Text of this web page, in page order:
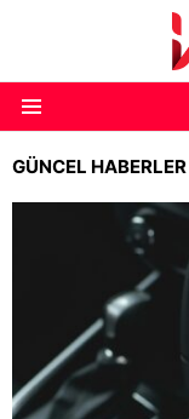
GÜNCEL HABERLER